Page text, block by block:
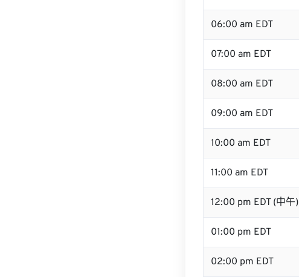
06:00 am EDT
07:00 am EDT
08:00 am EDT
09:00 am EDT
10:00 am EDT
11:00 am EDT
12:00 pm EDT (中午)
01:00 pm EDT
02:00 pm EDT